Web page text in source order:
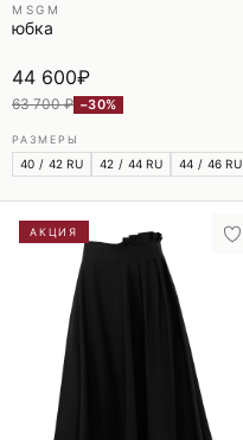
MSGM
юбка
44 600₽
63 700 ₽ −30%
РАЗМЕРЫ
40 / 42 RU 42 / 44 RU 44 / 46 RU
АКЦИЯ